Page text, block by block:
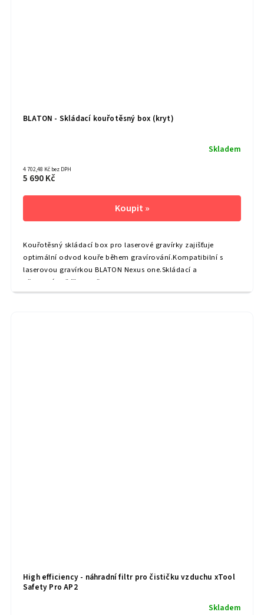
BLATON - Skládací kouřotěsný box (kryt)
Skladem
4 702,48 Kč bez DPH
5 690 Kč
Kouřotěsný skládací box pro laserové gravírky zajišťuje
optimální odvod kouře během gravírování.Kompatibilní s
laserovou gravírkou BLATON Nexus one.Skládací a
přenosný.Vnější rozměr 830 x 730 x 395mm.
High efficiency - náhradní filtr pro čističku vzduchu xTool
Safety Pro AP2
Skladem